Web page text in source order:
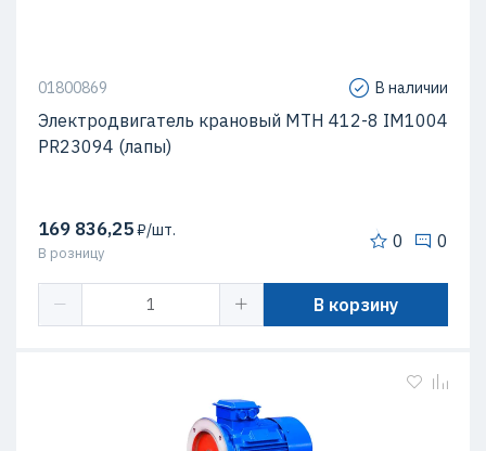
01800869 В наличии
Электродвигатель крановый МТН 412-8 IM1004
PR23094 (лапы)
169 836,25₽/шт.
В розницу
0 0
В корзину